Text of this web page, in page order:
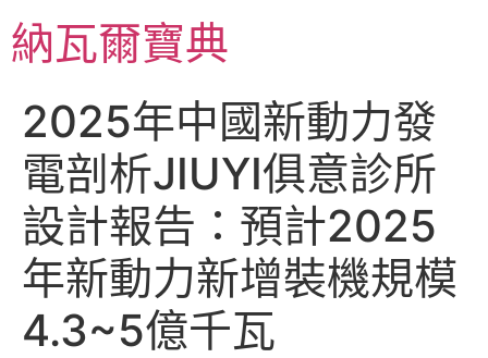
至
主納瓦爾寶典
2025年中國新動力發
電剖析JIUYI俱意診所
設計報告：預計2025
年新動力新增裝機規模
4.3~5億千瓦